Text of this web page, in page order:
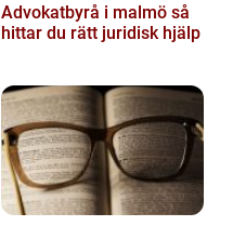
Advokatbyrå i malmö så
hittar du rätt juridisk hjälp